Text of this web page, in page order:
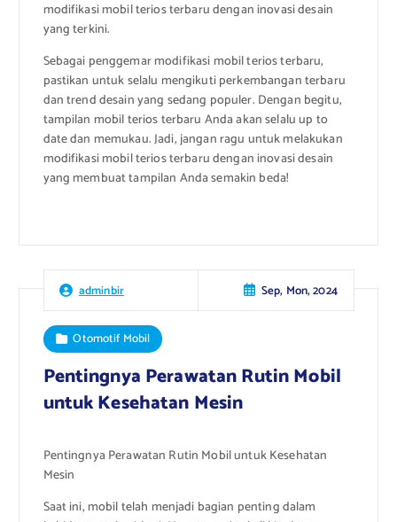
modifikasi mobil terios terbaru dengan inovasi desain
yang terkini.
Sebagai penggemar modifikasi mobil terios terbaru,
pastikan untuk selalu mengikuti perkembangan terbaru
dan trend desain yang sedang populer. Dengan begitu,
tampilan mobil terios terbaru Anda akan selalu up to
date dan memukau. Jadi, jangan ragu untuk melakukan
modifikasi mobil terios terbaru dengan inovasi desain
yang membuat tampilan Anda semakin beda!
adminbir Sep, Mon, 2024
Otomotif Mobil
Pentingnya Perawatan Rutin Mobil
untuk Kesehatan Mesin
Pentingnya Perawatan Rutin Mobil untuk Kesehatan
Mesin
Saat ini, mobil telah menjadi bagian penting dalam